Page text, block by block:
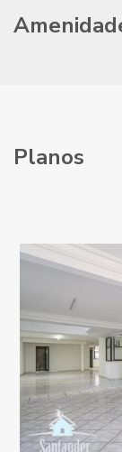
Planos